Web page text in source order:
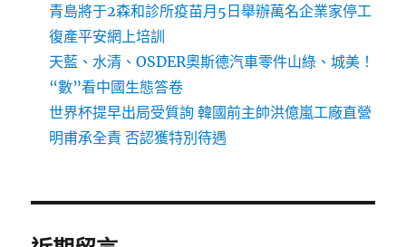
青島將于2森和診所疫苗月5日舉辦萬名企業家停工
復產平安網上培訓
天藍、水清、OSDER奧斯德汽車零件山綠、城美！
“數”看中國生態答卷
世界杯提早出局受質詢 韓國前主帥洪億嵐工廠直營
明甫承全責 否認獲特別待遇